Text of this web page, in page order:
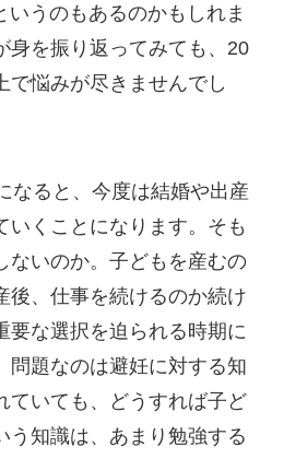
いうのもあるのかもしれま
身を振り返ってみても、20
で悩みが尽きませんでし
なると、今度は結婚や出産
いくことになります。そも
ないのか。子どもを産むの
後、仕事を続けるのか続け
要な選択を迫られる時期に
問題なのは避妊に対する知
ていても、どうすれば子ど
う知識は、あまり勉強する